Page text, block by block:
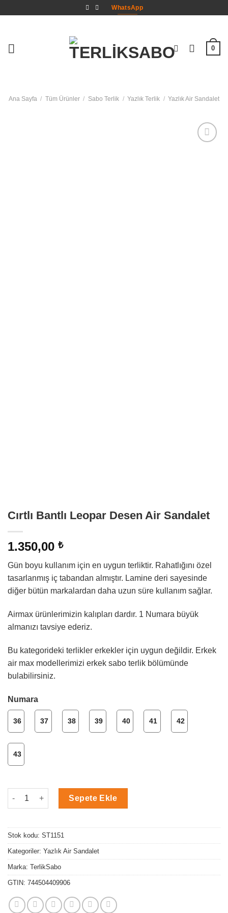
WhatsApp
0
Ana Sayfa / Tüm Ürünler / Sabo Terlik / Yazlık Terlik / Yazlık Air Sandalet
Cırtlı Bantlı Leopar Desen Air Sandalet
1.350,00 ₺
Gün boyu kullanım için en uygun terliktir. Rahatlığını özel
tasarlanmış iç tabandan almıştır. Lamine deri sayesinde
diğer bütün markalardan daha uzun süre kullanım sağlar.
Airmax ürünlerimizin kalıpları dardır. 1 Numara büyük
almanızı tavsiye ederiz.
Bu kategorideki terlikler erkekler için uygun değildir. Erkek
air max modellerimizi erkek sabo terlik bölümünde
bulabilirsiniz.
Numara
36 37 38 39 40 41 42
43
Cırtlı Bantlı Leopar Desen Air Sandalet adet
Sepete Ekle
Stok kodu: ST1151
Kategoriler: Yazlık Air Sandalet
Marka: TerlikSabo
GTIN: 744504409906